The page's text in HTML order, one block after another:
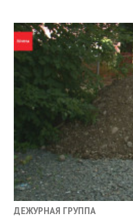
ДЕЖУРНАЯ ГРУППА